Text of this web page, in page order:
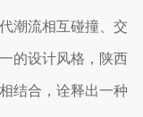
潮流相互碰撞、交
的设计风格，陕西
结合，诠释出一种